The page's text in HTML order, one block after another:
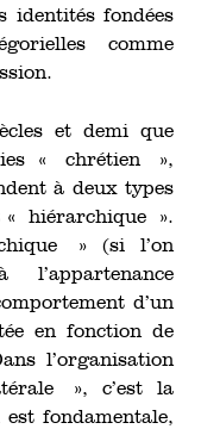
identités fondées
comme
et demi que
« chrétien »,
à deux types
« hiérarchique ».
» (si l’on
d’un
en fonction de
l’organisation
», c’est la
fondamentale,